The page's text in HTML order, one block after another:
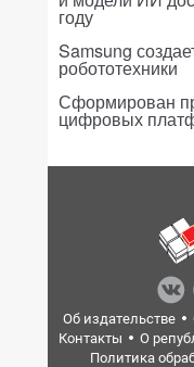
году
Samsung
робототехники
Сформирован
цифровых
Об издательстве
Контакты
О
Политика